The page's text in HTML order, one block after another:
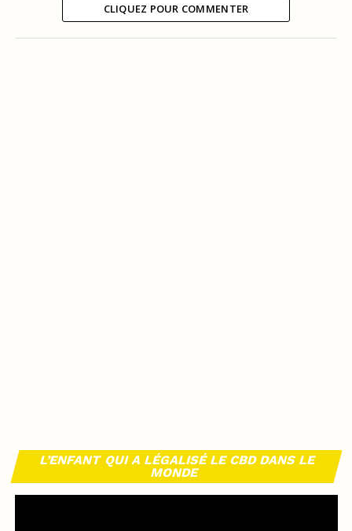
CLIQUEZ POUR COMMENTER
L’ENFANT QUI A LÉGALISÉ LE CBD DANS LE
MONDE